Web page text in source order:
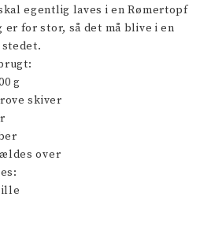
egentlig laves i en Rømertopf
er for stor, så det må blive i en
g
skiver
over